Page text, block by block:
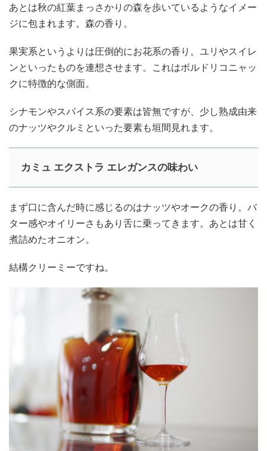
あとは秋の紅葉まっさかりの森を歩いているようなイメー
ジに包まれます。森の香り。
果実系というよりは圧倒的にお花系の香り。ユリやスイレ
ンといったものを連想させます。これはボルドリコニャッ
クに特徴的な側面。
シナモンやスパイス系の要素は皆無ですが、少し熟成由来
のナッツやクルミといった要素も垣間見れます。
カミュ エクストラ エレガンスの味わい
まず口に含んだ時に感じるのはナッツやオークの香り。バ
ター感やオイリーさもあり舌に乗ってきます。あとは甘く
煮詰めたオニオン。
結構クリーミーですね。